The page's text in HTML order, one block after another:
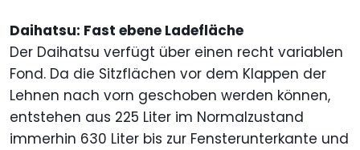
Daihatsu: Fast ebene Ladefläche
Der Daihatsu verfügt über einen recht variablen
Fond. Da die Sitzflächen vor dem Klappen der
Lehnen nach vorn geschoben werden können,
entstehen aus 225 Liter im Normalzustand
immerhin 630 Liter bis zur Fensterunterkante und